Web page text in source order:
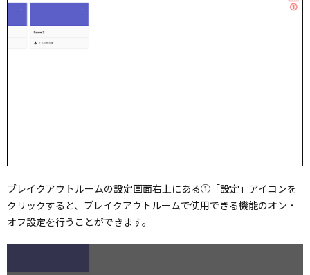
ブレイクアウトルームの設定画面右上にある①「設定」アイコンを
クリックすると、ブレイクアウトルームで使用できる機能のオン・
オフ設定を行うことができます。